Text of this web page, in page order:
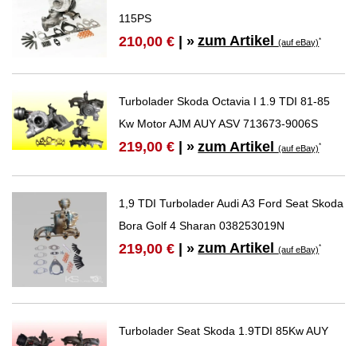
115PS
210,00 € | » zum Artikel(auf eBay)*
Turbolader Skoda Octavia I 1.9 TDI 81-85
Kw Motor AJM AUY ASV 713673-9006S
219,00 € | » zum Artikel(auf eBay)*
1,9 TDI Turbolader Audi A3 Ford Seat Skoda
Bora Golf 4 Sharan 038253019N
219,00 € | » zum Artikel(auf eBay)*
Turbolader Seat Skoda 1.9TDI 85Kw AUY